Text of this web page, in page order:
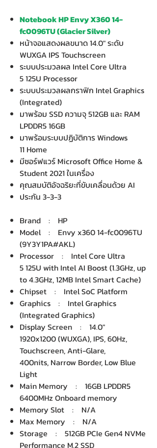
Notebook HP Envy X360 14-
fc0096TU (Glacier Silver)
หน้าจอแสดงผลขนาด 14.0" ระดับ
WUXGA IPS Touchscreen
ระบบประมวลผล Intel Core Ultra
5 125U Processor
ระบบประมวลผลกราฟิก Intel Graphics
(Integrated)
มาพร้อม SSD ความจุ 512GB และ RAM
LPDDR5 16GB
มาพร้อมระบบปฏิบัติการ Windows
11 Home
มีซอร์ฟแวร์ Microsoft Office Home &
Student 2021 ในเครื่อง
คุณสมบัติอัจฉริยะที่ขับเคลื่อนด้วย AI
ประกัน 3-3-3
Brand : HP
Model : Envy x360 14-fc0096TU
(9Y3Y1PA#AKL)
Processor : Intel Core Ultra
5 125U with Intel AI Boost (1.3GHz, up
to 4.3GHz, 12MB Intel Smart Cache)
Chipset : Intel SoC Platform
Graphics : Intel Graphics
(Integrated Graphics)
Display Screen : 14.0"
1920x1200 (WUXGA), IPS, 60Hz,
Touchscreen, Anti-Glare,
400nits, Narrow Border, Low Blue
Light
Main Memory : 16GB LPDDR5
6400MHz Onboard memory
Memory Slot : N/A
Max Memory : N/A
Storage : 512GB PCIe Gen4 NVMe
Performance M.2 SSD